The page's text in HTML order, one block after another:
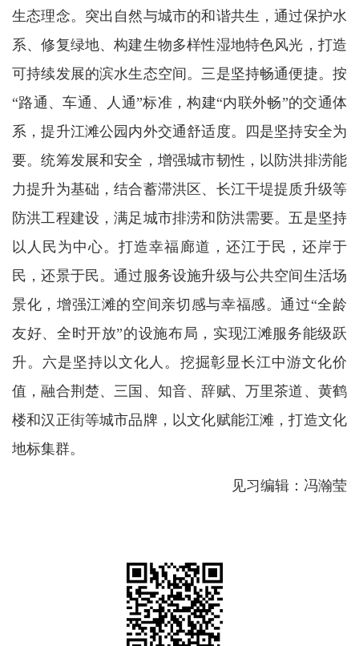
生态理念。突出自然与城市的和谐共生，通过保护水
系、修复绿地、构建生物多样性湿地特色风光，打造
可持续发展的滨水生态空间。三是坚持畅通便捷。按
“路通、车通、人通”标准，构建“内联外畅”的交通体
系，提升江滩公园内外交通舒适度。四是坚持安全为
要。统筹发展和安全，增强城市韧性，以防洪排涝能
力提升为基础，结合蓄滞洪区、长江干堤提质升级等
防洪工程建设，满足城市排涝和防洪需要。五是坚持
以人民为中心。打造幸福廊道，还江于民，还岸于
民，还景于民。通过服务设施升级与公共空间生活场
景化，增强江滩的空间亲切感与幸福感。通过“全龄
友好、全时开放”的设施布局，实现江滩服务能级跃
升。六是坚持以文化人。挖掘彰显长江中游文化价
值，融合荆楚、三国、知音、辞赋、万里茶道、黄鹤
楼和汉正街等城市品牌，以文化赋能江滩，打造文化
地标集群。
见习编辑：冯瀚莹